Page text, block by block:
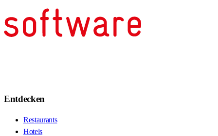
Entdecken
Restaurants
Hotels